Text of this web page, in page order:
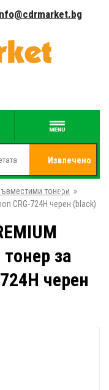
Извлечено
от
тонери »
CRG-724H черен (black)
за
черен